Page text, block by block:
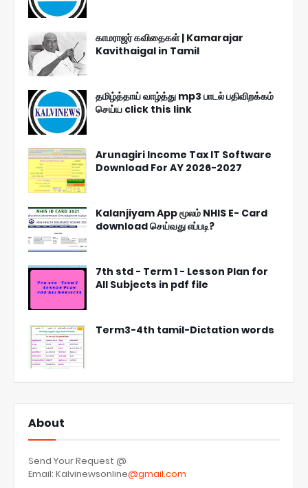
காமராஜர் கவிதைகள் | Kamarajar
Kavithaigal in Tamil
தமிழ்த்தாய் வாழ்த்து mp3 பாடல் பதிவிறக்கம்
செய்ய click this link
Arunagiri Income Tax IT Software
Download For AY 2026-2027
Kalanjiyam App மூலம் NHIS E- Card
download செய்வது எப்படி?
7th std - Term 1 - Lesson Plan for
All Subjects in pdf file
Term3-4th tamil-Dictation words
About
Send Your Request @
Email: Kalvinewsonline@gmail.com